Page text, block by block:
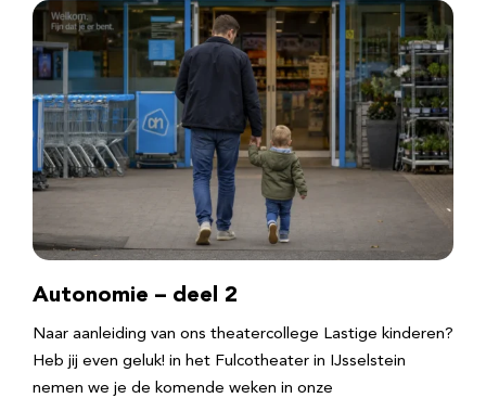
Autonomie – deel 2
Naar aanleiding van ons theatercollege Lastige kinderen?
Heb jij even geluk! in het Fulcotheater in IJsselstein
nemen we je de komende weken in onze